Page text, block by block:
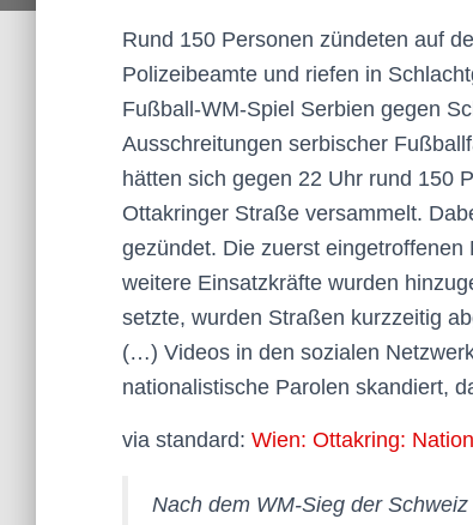
Rund 150 Personen zündeten auf
Polizeibeamte und riefen in
Fußball-WM-Spiel Serbien gegen
Ausschreitungen serbischer
hätten sich gegen 22 Uhr rund 150
Ottakringer Straße versammelt.
gezündet. Die zuerst
weitere Einsatzkräfte wurden
setzte, wurden Straßen kurzzeitig
(…) Videos in den sozialen
nationalistische Parolen skandiert,
via standard: Wien: Ottakring:
Nach dem WM-Sieg der